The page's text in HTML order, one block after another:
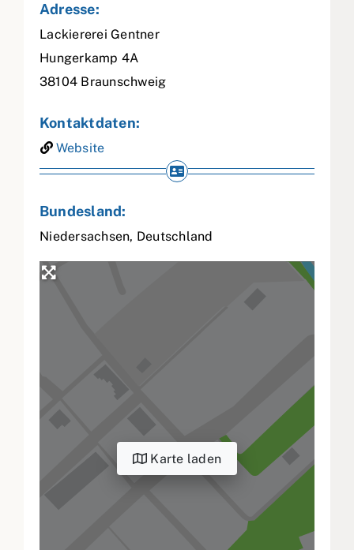
Adresse:
Lackiererei Gentner
Hungerkamp 4A
38104 Braunschweig
Kontaktdaten:
Website
Bundesland:
Niedersachsen, Deutschland
Karte laden